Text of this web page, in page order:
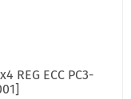
REG ECC PC3-